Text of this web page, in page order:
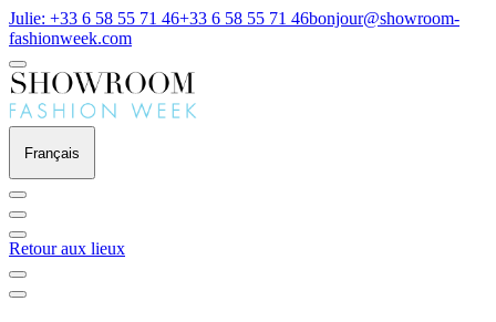
Julie: +33 6 58 55 71 46+33 6 58 55 71 46bonjour@showroom-
fashionweek.com
Français
Retour aux lieux